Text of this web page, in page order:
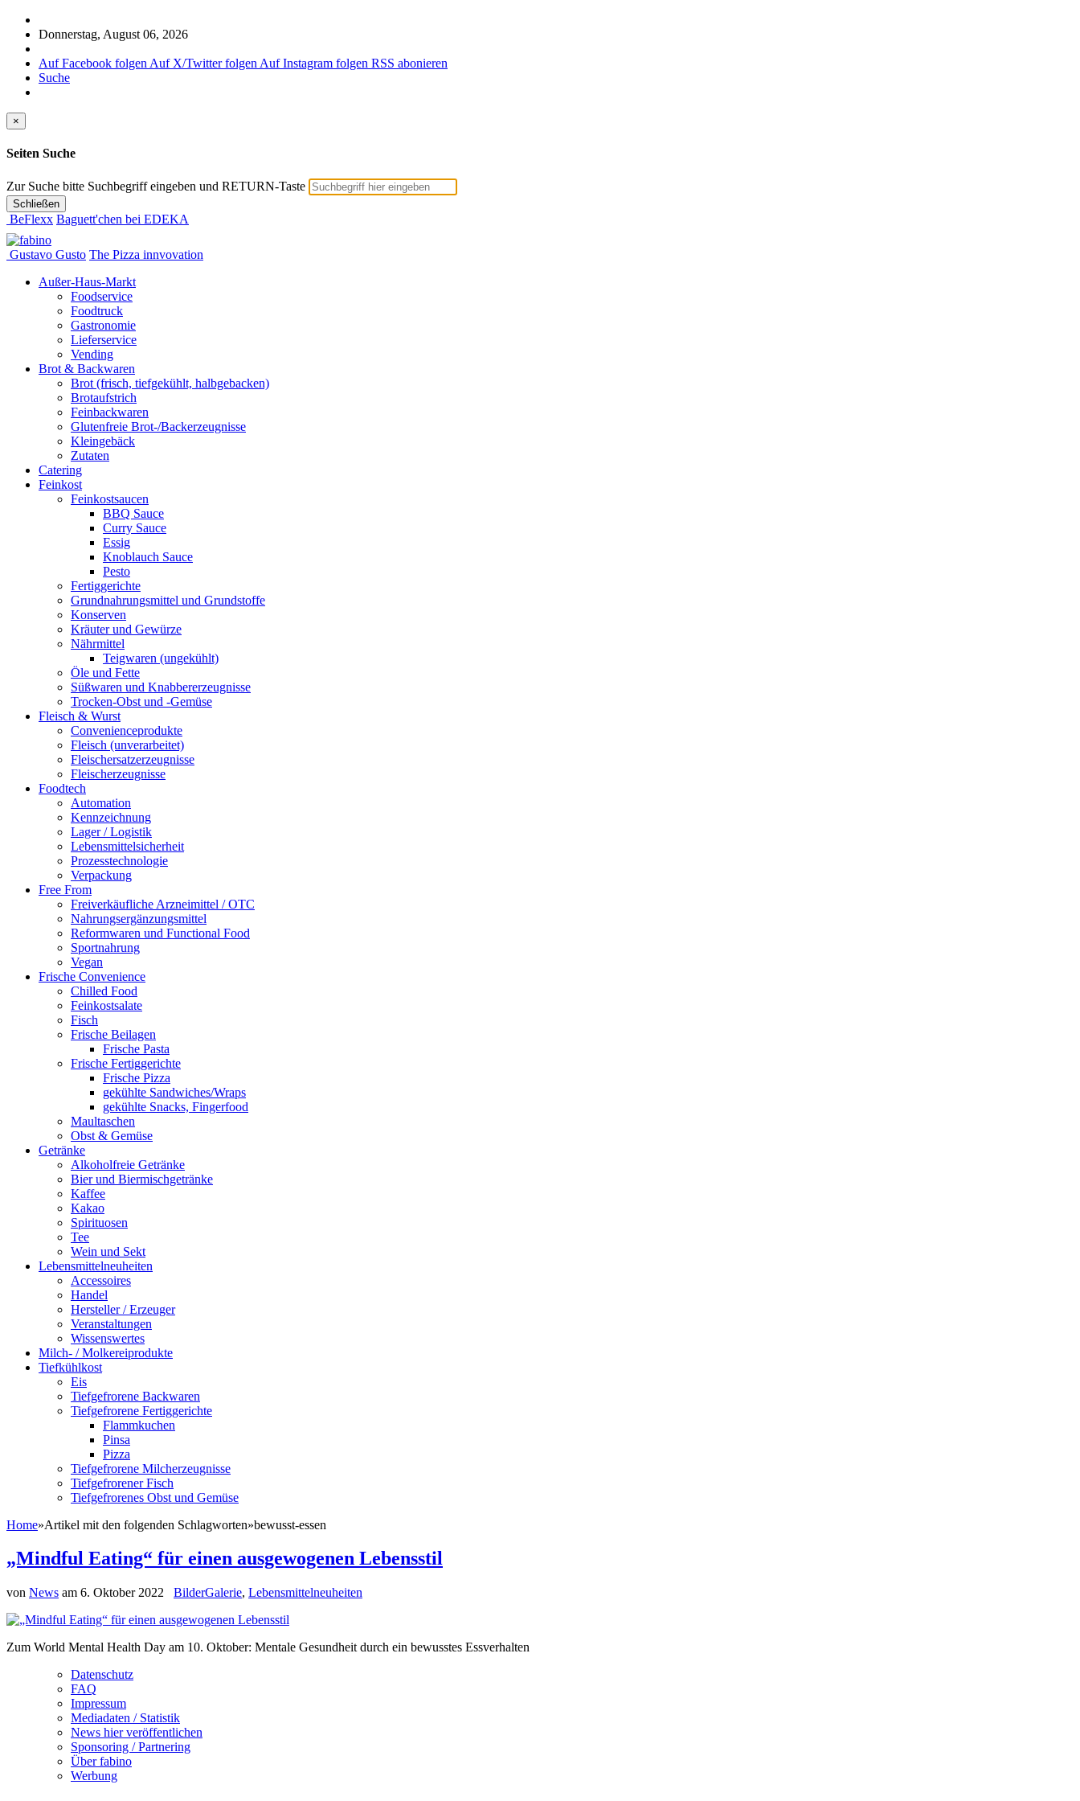
Donnerstag, August 06, 2026
Auf Facebook folgen Auf X/Twitter folgen Auf Instagram folgen RSS abonieren
Suche
×
Seiten Suche
Zur Suche bitte Suchbegriff eingeben und RETURN-Taste
Schließen
BeFlexx Baguett'chen bei EDEKA
Gustavo Gusto The Pizza innvovation
Außer-Haus-Markt
Foodservice
Foodtruck
Gastronomie
Lieferservice
Vending
Brot & Backwaren
Brot (frisch, tiefgekühlt, halbgebacken)
Brotaufstrich
Feinbackwaren
Glutenfreie Brot-/Backerzeugnisse
Kleingebäck
Zutaten
Catering
Feinkost
Feinkostsaucen
BBQ Sauce
Curry Sauce
Essig
Knoblauch Sauce
Pesto
Fertiggerichte
Grundnahrungsmittel und Grundstoffe
Konserven
Kräuter und Gewürze
Nährmittel
Teigwaren (ungekühlt)
Öle und Fette
Süßwaren und Knabbererzeugnisse
Trocken-Obst und -Gemüse
Fleisch & Wurst
Convenienceprodukte
Fleisch (unverarbeitet)
Fleischersatzerzeugnisse
Fleischerzeugnisse
Foodtech
Automation
Kennzeichnung
Lager / Logistik
Lebensmittelsicherheit
Prozesstechnologie
Verpackung
Free From
Freiverkäufliche Arzneimittel / OTC
Nahrungsergänzungsmittel
Reformwaren und Functional Food
Sportnahrung
Vegan
Frische Convenience
Chilled Food
Feinkostsalate
Fisch
Frische Beilagen
Frische Pasta
Frische Fertiggerichte
Frische Pizza
gekühlte Sandwiches/Wraps
gekühlte Snacks, Fingerfood
Maultaschen
Obst & Gemüse
Getränke
Alkoholfreie Getränke
Bier und Biermischgetränke
Kaffee
Kakao
Spirituosen
Tee
Wein und Sekt
Lebensmittelneuheiten
Accessoires
Handel
Hersteller / Erzeuger
Veranstaltungen
Wissenswertes
Milch- / Molkereiprodukte
Tiefkühlkost
Eis
Tiefgefrorene Backwaren
Tiefgefrorene Fertiggerichte
Flammkuchen
Pinsa
Pizza
Tiefgefrorene Milcherzeugnisse
Tiefgefrorener Fisch
Tiefgefrorenes Obst und Gemüse
Home»Artikel mit den folgenden Schlagworten»bewusst-essen
„Mindful Eating“ für einen ausgewogenen Lebensstil
von News am 6. Oktober 2022 BilderGalerie, Lebensmittelneuheiten
Zum World Mental Health Day am 10. Oktober: Mentale Gesundheit durch ein bewusstes Essverhalten
Datenschutz
FAQ
Impressum
Mediadaten / Statistik
News hier veröffentlichen
Sponsoring / Partnering
Über fabino
Werbung